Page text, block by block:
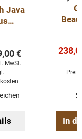
Java
Preis:
€
MwSt.
In